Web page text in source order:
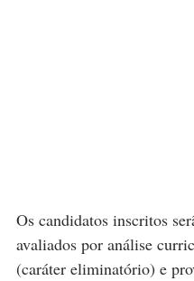
Os candidatos inscritos
avaliados por análise
(caráter eliminatório) e